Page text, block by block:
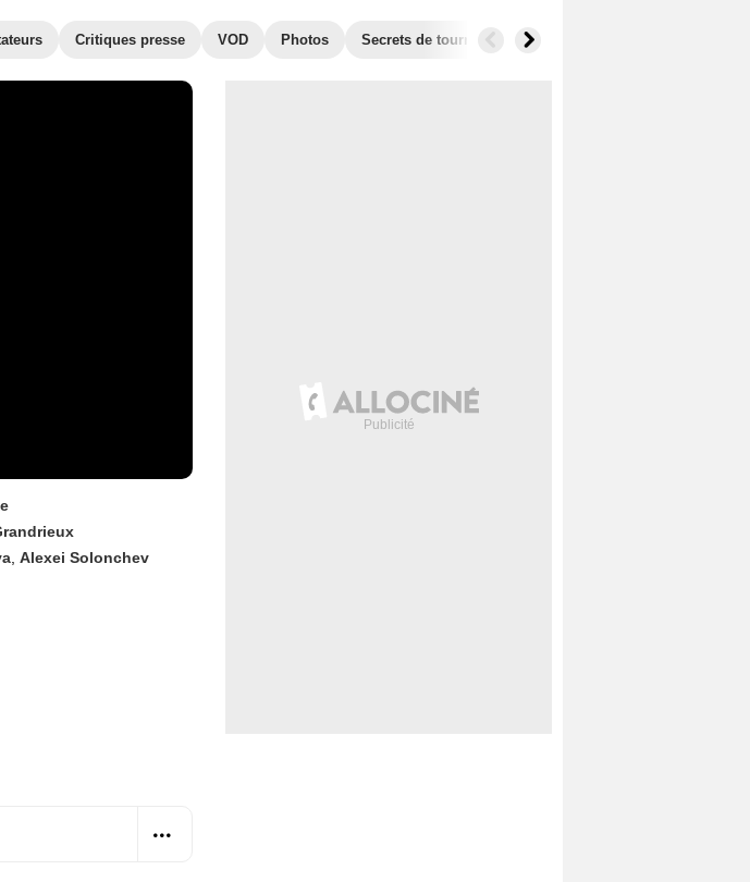
Critiques presse VOD Photos Secrets de tournage Box Office
Alexei Solonchev